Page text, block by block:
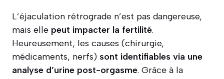
L’éjaculation rétrograde n’est pas dangereuse,
mais elle peut impacter la fertilité.
Heureusement, les causes (chirurgie,
médicaments, nerfs) sont identifiables via une
analyse d’urine post-orgasme. Grâce à la